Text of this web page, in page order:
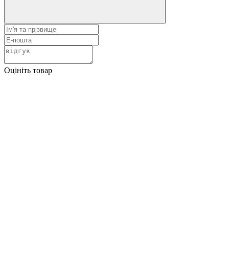
Оцініть товар